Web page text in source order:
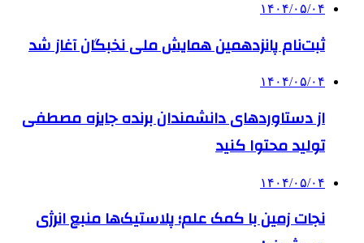
۱۴۰۴/۰۵/۰۴
ثبت‌نام پانزدهمین همایش ملی نخبگان آغاز شد
۱۴۰۴/۰۵/۰۴
از دستاوردهای دانشمندان برنده جایزه مصطفی
تولید محتوا کنید
۱۴۰۴/۰۵/۰۴
نجات زمین با کمک علم؛ پلاستیک‌ها منبع انرژی